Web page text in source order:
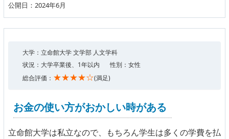
公開日：2024年6月
大学：立命館大学 文学部 人文学科
状況：大学卒業後、1年以内
性別：女性
総合評価： ★★★★☆(満足)
お金の使い方がおかしい時がある
立命館大学は私立なので、もちろん学生は多くの学費を払